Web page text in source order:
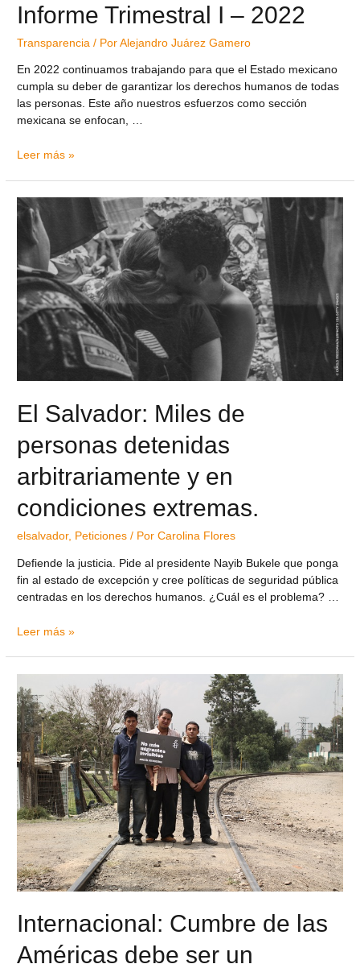
Informe Trimestral I – 2022
Transparencia / PorAlejandro Juárez Gamero
En 2022 continuamos trabajando para que el Estado mexicano
cumpla su deber de garantizar los derechos humanos de todas
las personas. Este año nuestros esfuerzos como sección
mexicana se enfocan, …
Leer más »
El Salvador: Miles de
personas detenidas
arbitrariamente y en
condiciones extremas.
elsalvador, Peticiones / PorCarolina Flores
Defiende la justicia. Pide al presidente Nayib Bukele que ponga
fin al estado de excepción y cree políticas de seguridad pública
centradas en los derechos humanos. ¿Cuál es el problema? …
Leer más »
Internacional: Cumbre de las
Américas debe ser un